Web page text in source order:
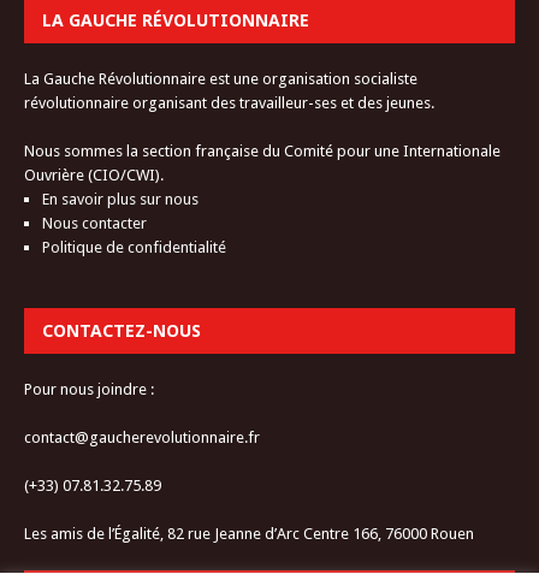
LA GAUCHE RÉVOLUTIONNAIRE
La Gauche Révolutionnaire est une organisation socialiste
révolutionnaire organisant des travailleur-ses et des jeunes.
Nous sommes la section française du Comité pour une Internationale
Ouvrière (CIO/CWI).
En savoir plus sur nous
Nous contacter
Politique de confidentialité
CONTACTEZ-NOUS
Pour nous joindre :
contact@gaucherevolutionnaire.fr
(+33) 07.81.32.75.89
Les amis de l’Égalité, 82 rue Jeanne d’Arc Centre 166, 76000 Rouen